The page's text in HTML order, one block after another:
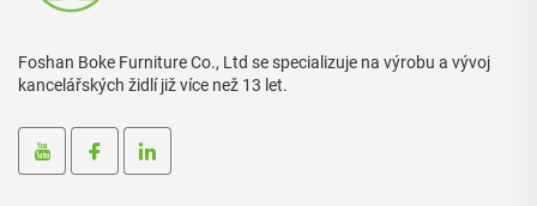
Foshan Boke Furniture Co., Ltd se specializuje na výrobu a vývoj
kancelářských židlí již více než 13 let.